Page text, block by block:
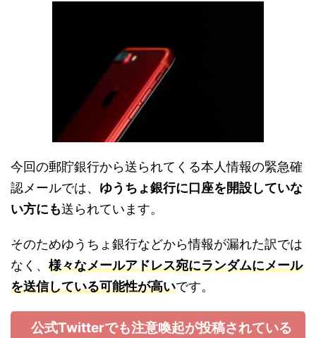
今回の郵貯銀行から送られてくる本人情報の緊急確
認メールでは、 ゆうちょ銀行に口座を開設していな
い方にも送られています。
そのためゆうちょ銀行などから情報が漏れた訳では
なく、 様々なメールアドレス宛にランダムにメール
を送信している可能性が高いです。
公式Twitterでも注意喚起が投稿されている